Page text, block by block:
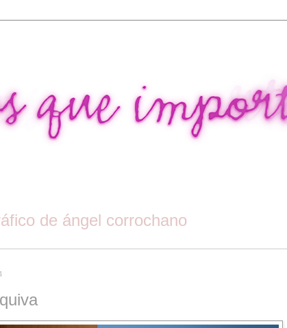
de ángel corrochano